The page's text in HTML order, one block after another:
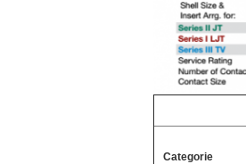
Categorie